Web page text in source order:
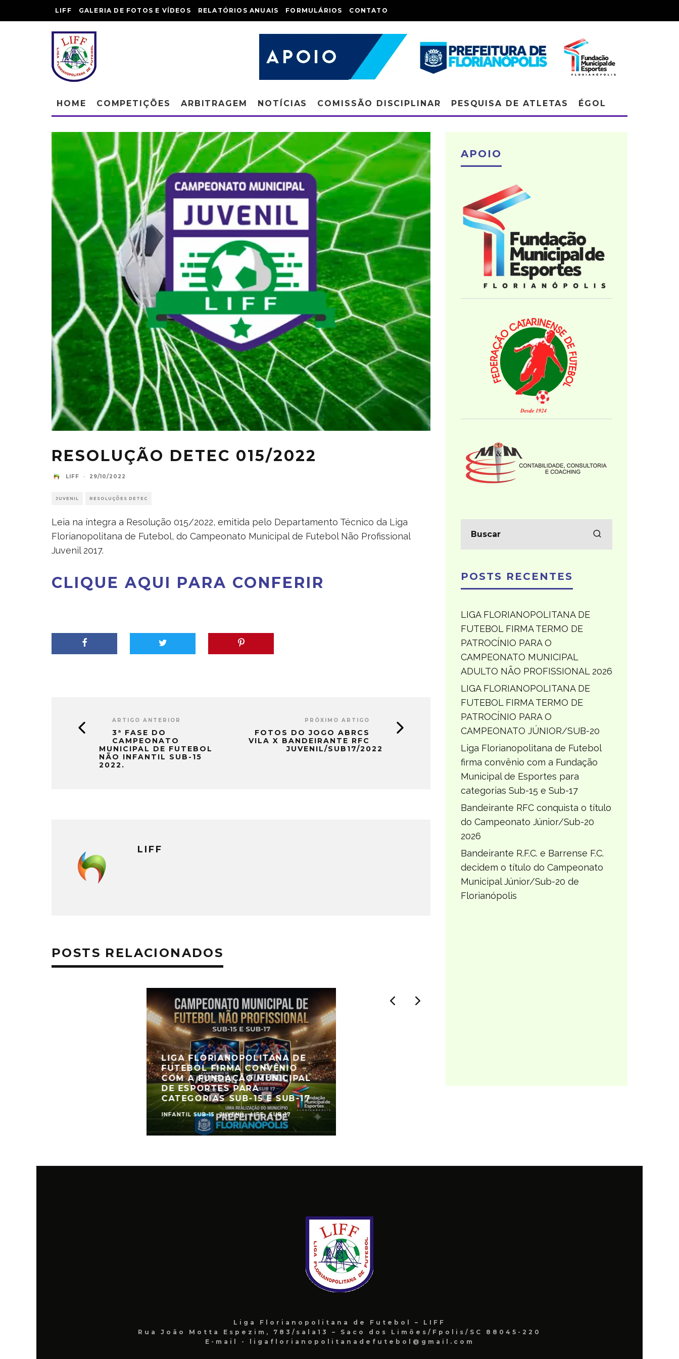
LIFF GALERIA DE FOTOS E VÍDEOS RELATÓRIOS ANUAIS FORMULÁRIOS CONTATO
HOME COMPETIÇÕES ARBITRAGEM NOTÍCIAS COMISSÃO DISCIPLINAR PESQUISA DE ATLETAS ÉGOL
RESOLUÇÃO DETEC 015/2022
LIFF · 29/10/2022
JUVENIL RESOLUÇÕES DETEC
Leia na íntegra a Resolução 015/2022, emitida pelo Departamento Técnico da Liga
Florianopolitana de Futebol, do Campeonato Municipal de Futebol Não Profissional
Juvenil 2017.
CLIQUE AQUI PARA CONFERIR
ARTIGO ANTERIOR
3ª FASE DO
CAMPEONATO
MUNICIPAL DE FUTEBOL
NÃO INFANTIL SUB-15
2022.
PRÓXIMO ARTIGO
FOTOS DO JOGO ABRCS
VILA X BANDEIRANTE RFC
JUVENIL/SUB17/2022
LIFF
POSTS RELACIONADOS
LIGA FLORIANOPOLITANA DE
FUTEBOL FIRMA CONVÊNIO
COM A FUNDAÇÃO MUNICIPAL
DE ESPORTES PARA
CATEGORIAS SUB-15 E SUB-17
INFANTIL SUB-15 JUVENIL LIFF SUB-17
APOIO
POSTS RECENTES
LIGA FLORIANOPOLITANA DE
FUTEBOL FIRMA TERMO DE
PATROCÍNIO PARA O
CAMPEONATO MUNICIPAL
ADULTO NÃO PROFISSIONAL 2026
LIGA FLORIANOPOLITANA DE
FUTEBOL FIRMA TERMO DE
PATROCÍNIO PARA O
CAMPEONATO JÚNIOR/SUB-20
Liga Florianopolitana de Futebol
firma convênio com a Fundação
Municipal de Esportes para
categorias Sub-15 e Sub-17
Bandeirante RFC conquista o título
do Campeonato Júnior/Sub-20
2026
Bandeirante R.F.C. e Barrense F.C.
decidem o título do Campeonato
Municipal Júnior/Sub-20 de
Florianópolis
Liga Florianopolitana de Futebol – LIFF
Rua João Motta Espezim, 783/sala13 – Saco dos Limões/Fpolis/SC 88045-220
E-mail - ligaflorianopolitanadefutebol@gmail.com